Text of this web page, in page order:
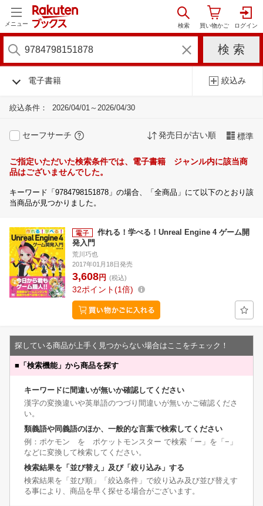
メニュー
電子書籍 絞込み
絞込条件： 2026/04/01～2026/04/30
セーフサーチ 発売日が古い順 標準
ご指定いただいた検索条件では、電子書籍 ジャンル内に該当商
品はございませんでした。
キーワード「9784798151878」の場合、「全商品」にて以下のとおり該
当商品が見つかりました。
作れる！学べる！Unreal Engine 4 ゲーム開
発入門
荒川巧也
2017年01月18日発売
3,608円 (税込)
32ポイント 1倍
探している商品が上手く見つからない場合はここをチェック！
■ 「検索機能」から商品を探す
キーワードに間違いが無いか確認してください
漢字の変換違いや英単語のつづり間違いが無いかご確認くださ
い。
類義語や同義語のほか、一般的な言葉で検索してください
例：ポケモン を ポケットモンスター で検索「ー」を「−」
などに変換して検索してください。
検索結果を「並び替え」及び「絞り込み」する
検索結果を「並び順」「絞込条件」で絞り込み及び並び替えす
る事により、商品を早く探せる場合がございます。